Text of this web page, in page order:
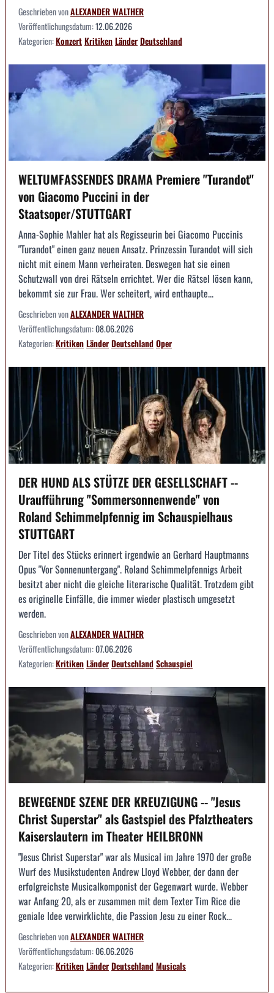
Geschrieben vonALEXANDER WALTHER
Veröffentlichungsdatum:12.06.2026
Kategorien:KonzertKritikenLänderDeutschland
WELTUMFASSENDES DRAMA Premiere "Turandot"
von Giacomo Puccini in der
Staatsoper/STUTTGART
Anna-Sophie Mahler hat als Regisseurin bei Giacomo Puccinis
"Turandot" einen ganz neuen Ansatz. Prinzessin Turandot will sich
nicht mit einem Mann verheiraten. Deswegen hat sie einen
Schutzwall von drei Rätseln errichtet. Wer die Rätsel lösen kann,
bekommt sie zur Frau. Wer scheitert, wird enthaupte...
Geschrieben vonALEXANDER WALTHER
Veröffentlichungsdatum:08.06.2026
Kategorien:KritikenLänderDeutschlandOper
DER HUND ALS STÜTZE DER GESELLSCHAFT --
Uraufführung "Sommersonnenwende" von
Roland Schimmelpfennig im Schauspielhaus
STUTTGART
Der Titel des Stücks erinnert irgendwie an Gerhard Hauptmanns
Opus "Vor Sonnenuntergang". Roland Schimmelpfennigs Arbeit
besitzt aber nicht die gleiche literarische Qualität. Trotzdem gibt
es originelle Einfälle, die immer wieder plastisch umgesetzt
werden.
Geschrieben vonALEXANDER WALTHER
Veröffentlichungsdatum:07.06.2026
Kategorien:KritikenLänderDeutschlandSchauspiel
BEWEGENDE SZENE DER KREUZIGUNG -- "Jesus
Christ Superstar" als Gastspiel des Pfalztheaters
Kaiserslautern im Theater HEILBRONN
"Jesus Christ Superstar" war als Musical im Jahre 1970 der große
Wurf des Musikstudenten Andrew Lloyd Webber, der dann der
erfolgreichste Musicalkomponist der Gegenwart wurde. Webber
war Anfang 20, als er zusammen mit dem Texter Tim Rice die
geniale Idee verwirklichte, die Passion Jesu zu einer Rock...
Geschrieben vonALEXANDER WALTHER
Veröffentlichungsdatum:06.06.2026
Kategorien:KritikenLänderDeutschlandMusicals